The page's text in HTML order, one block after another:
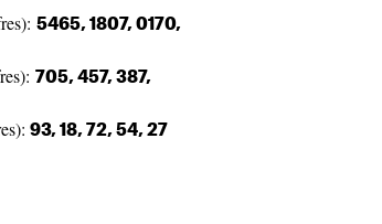
5465, 1807, 0170,
705, 457, 387,
93, 18, 72, 54, 27